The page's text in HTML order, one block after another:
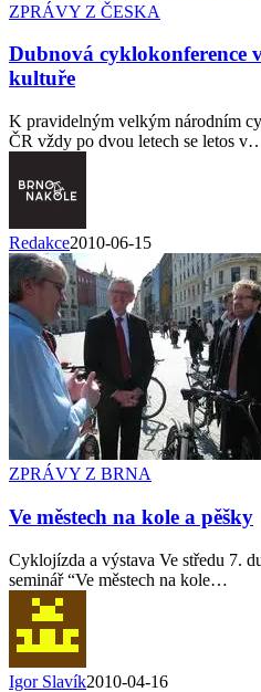
ZPRÁVY Z ČESKA
Dubnová cyklokonference
kultuře
K pravidelným velkým národním
ČR vždy po dvou letech se letos
Redakce2010-06-15
ZPRÁVY Z BRNA
Ve městech na kole a pěšky
Cyklojízda a výstava Ve středu 7.
seminář “Ve městech na kole…
Igor Slavík2010-04-16